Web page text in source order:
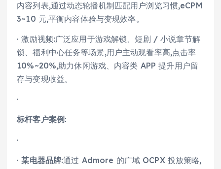
内容列表,通过动态轮播机制匹配用户浏览习惯,eCPM
3~10 元,平衡内容体验与变现效率。
· 激励视频:广泛应用于游戏解锁、短剧 / 小说章节解
锁、福利中心任务等场景,用户主动观看率高,点击率
10%~20%,助力休闲游戏、内容类 APP 提升用户留
存与变现收益。
·
标杆客户案例 :
·
·某电器品牌:通过 Admore 的广域 OCPX 投放策略,